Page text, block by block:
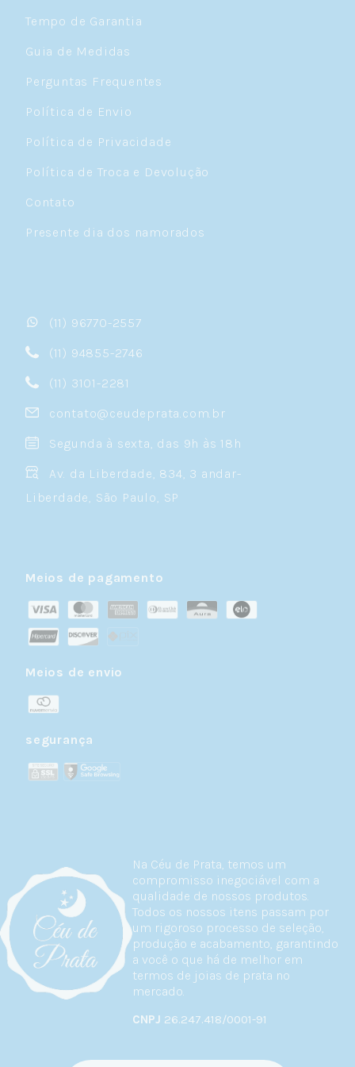
Na Céu de Prata, temos um
compromisso inegociável com a
qualidade de nossos produtos.
Todos os nossos itens passam por
um rigoroso processo de seleção,
produção e acabamento, garantindo
a você o que há de melhor em
termos de joias de prata no
mercado.
CNPJ 26.247.418/0001-91
Tempo de Garantia
Guia de Medidas
Perguntas Frequentes
Política de Envio
Política de Privacidade
Política de Troca e Devolução
Contato
Presente dia dos namorados
(11) 96770-2557
(11) 94855-2746
(11) 3101-2281
contato@ceudeprata.com.br
Segunda à sexta, das 9h às 18h
Av. da Liberdade, 834, 3 andar-
Liberdade, São Paulo, SP
Meios de pagamento
Meios de envio
segurança